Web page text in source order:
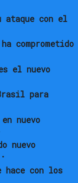
con el
comprometido
el nuevo
para
nuevo
nuevo
hace con los